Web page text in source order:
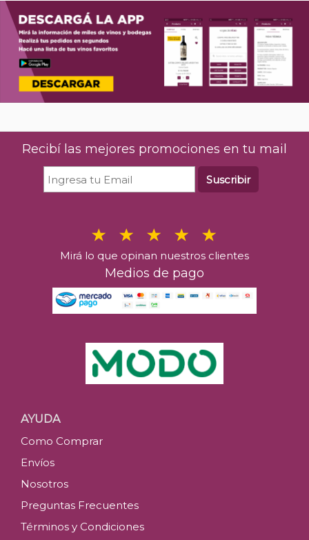
Recibí las mejores promociones en tu mail
Suscribir
Mirá lo que opinan nuestros clientes
Medios de pago
AYUDA
Como Comprar
Envíos
Nosotros
Preguntas Frecuentes
Términos y Condiciones